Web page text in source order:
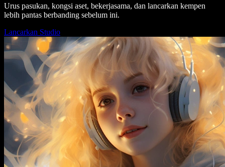
Urus pasukan, kongsi aset, bekerjasama, dan lancarkan kempen
lebih pantas berbanding sebelum ini.
Lancarkan Studio